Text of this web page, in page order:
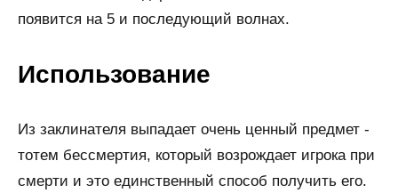
появится на 5 и последующий волнах.
Использование
Из заклинателя выпадает очень ценный предмет -
тотем бессмертия, который возрождает игрока при
смерти и это единственный способ получить его.